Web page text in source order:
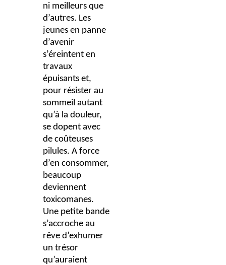
ni meilleurs que
d’autres. Les
jeunes en panne
d’avenir
s’éreintent en
travaux
épuisants et,
pour résister au
sommeil autant
qu’à la douleur,
se dopent avec
de coûteuses
pilules. A force
d’en consommer,
beaucoup
deviennent
toxicomanes.
Une petite bande
s’accroche au
rêve d’exhumer
un trésor
qu’auraient